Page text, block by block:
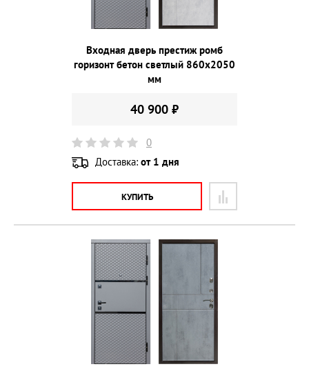
Входная дверь престиж ромб
горизонт бетон светлый 860х2050
мм
40 900 ₽
0
Доставка: от 1 дня
КУПИТЬ